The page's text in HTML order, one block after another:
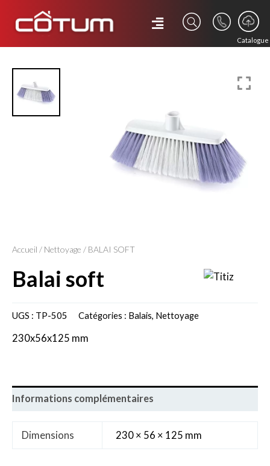
Catalogue
Accueil / Nettoyage / BALAI SOFT
balai soft
UGS : TP-505 Catégories : Balais, Nettoyage
230x56x125 mm
Informations complémentaires
Dimensions 230 × 56 × 125 mm